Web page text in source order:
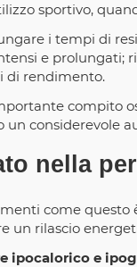
sportivo,
i tempi di
e prolungati;
di rendimento.
compito
considerevole
nella
come questo
rilascio
ipocalorico e